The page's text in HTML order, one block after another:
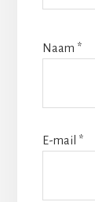
Naam *
E-mail *